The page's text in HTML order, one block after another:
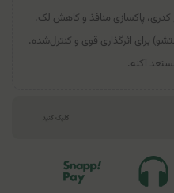
کدری، پاکسازی منافذ و کاهش لک.
آکنه.